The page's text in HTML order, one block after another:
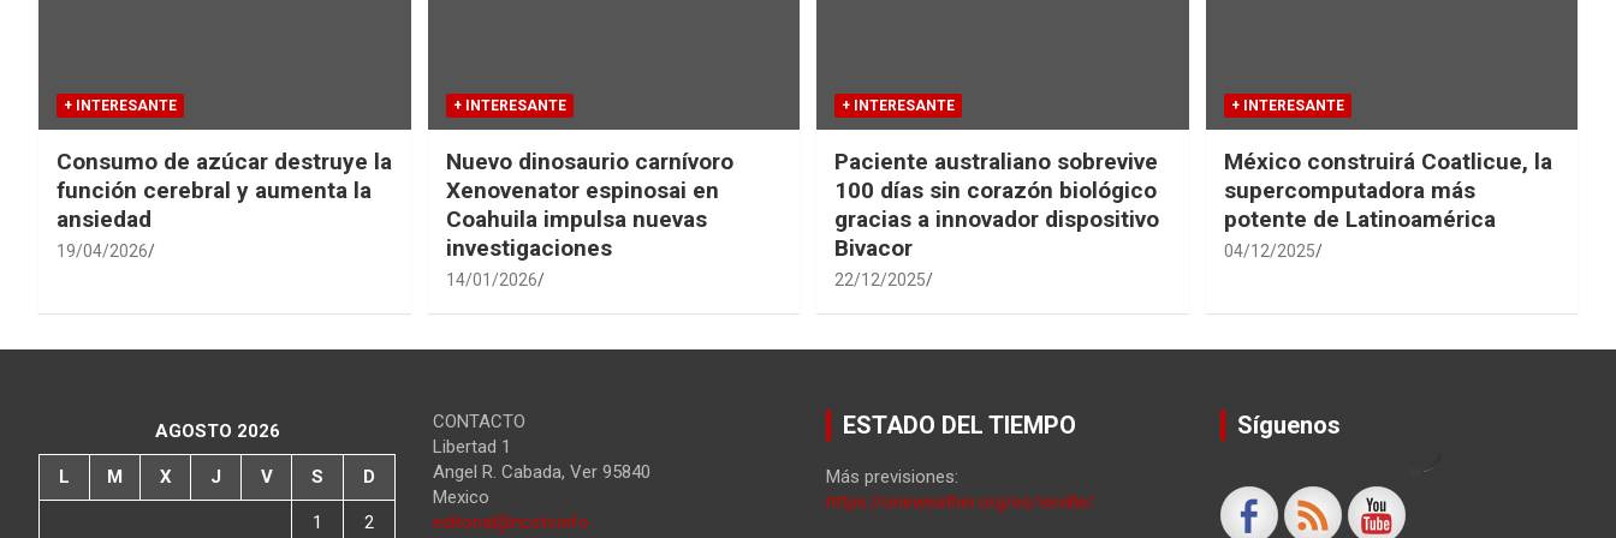
+ INTERESANTE
Consumo de azúcar destruye la
función cerebral y aumenta la
ansiedad
19/04/2026
+ INTERESANTE
Nuevo dinosaurio carnívoro
Xenovenator espinosai en
Coahuila impulsa nuevas
investigaciones
14/01/2026
+ INTERESANTE
Paciente australiano sobrevive
100 días sin corazón biológico
gracias a innovador dispositivo
Bivacor
22/12/2025
+ INTERESANTE
México construirá Coatlicue, la
supercomputadora más
potente de Latinoamérica
04/12/2025
AGOSTO 2026
L M X J V S D
1 2
CONTACTO
Libertad 1
Angel R. Cabada, Ver 95840
Mexico
editorial@ncstv.info
ESTADO DEL TIEMPO
Más previsiones:
https://oneweather.org/es/seville/
Síguenos